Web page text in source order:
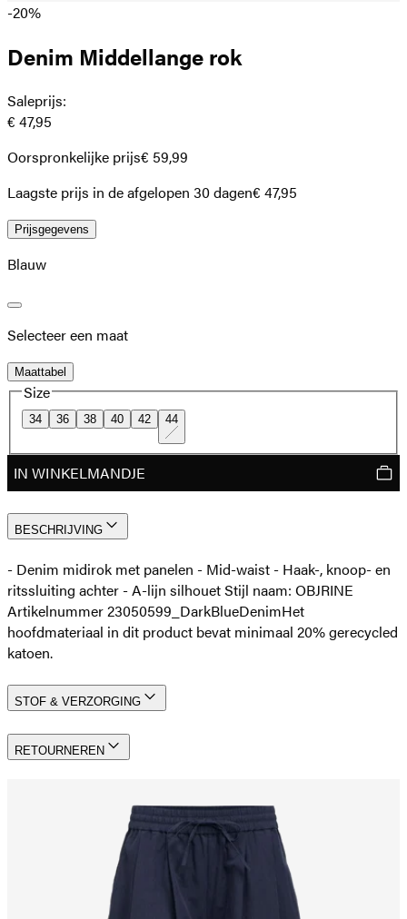
-20%
Denim Middellange rok
Saleprijs:
€ 47,95
Oorspronkelijke prijs€ 59,99
Laagste prijs in de afgelopen 30 dagen€ 47,95
Prijsgegevens
Blauw
Selecteer een maat
Maattabel
Size
34 36 38 40 42 44
IN WINKELMANDJE
BESCHRIJVING
- Denim midirok met panelen - Mid-waist - Haak-, knoop- en
ritssluiting achter - A-lijn silhouet Stijl naam: OBJRINE
Artikelnummer 23050599_DarkBlueDenimHet
hoofdmateriaal in dit product bevat minimaal 20% gerecycled
katoen.
STOF & VERZORGING
RETOURNEREN